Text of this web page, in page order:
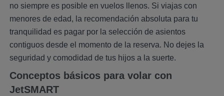
no siempre es posible en vuelos llenos. Si viajas con
menores de edad, la recomendación absoluta para tu
tranquilidad es pagar por la selección de asientos
contiguos desde el momento de la reserva. No dejes la
seguridad y comodidad de tus hijos a la suerte.
Conceptos básicos para volar con
JetSMART